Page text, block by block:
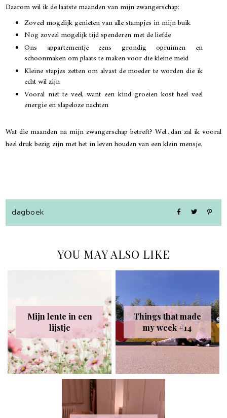
Daarom wil ik de laatste maanden van mijn zwangerschap:
Zoveel mogelijk genieten van alle stampjes in mijn buik
Nog zoveel mogelijk tijd spenderen met de liefde
Ons appartementje eens grondig opruimen en
schoonmaken om plaats te maken voor die kleine meid
Kleine stapjes zetten om alvast de moeder te worden die ik
echt wil zijn
Vooral niet te veel, want een kind groeien kost heel veel
energie en slapeloze nachten
Wat die maanden na mijn zwangerschap betreft? Wel...dan zal ik vooral
heel druk bezig zijn met het in leven houden van een klein mensje.
dagboek
YOU MAY ALSO LIKE
Mijn lente in een
lijstje
Things that made
my week #14